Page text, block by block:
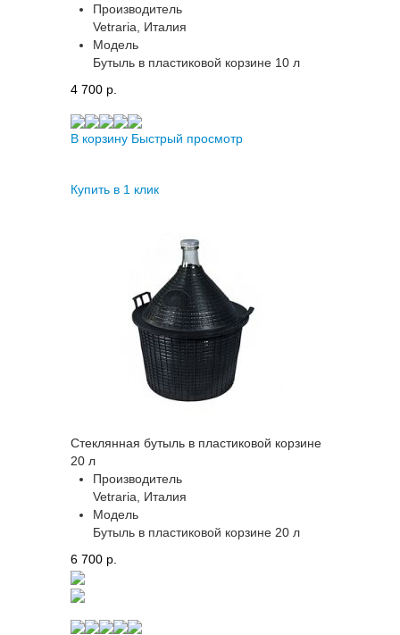
Производитель
Vetraria, Италия
Модель
Бутыль в пластиковой корзине 10 л
4 700 p.
В корзину Быстрый просмотр
Купить в 1 клик
Стеклянная бутыль в пластиковой корзине
20 л
Производитель
Vetraria, Италия
Модель
Бутыль в пластиковой корзине 20 л
6 700 p.